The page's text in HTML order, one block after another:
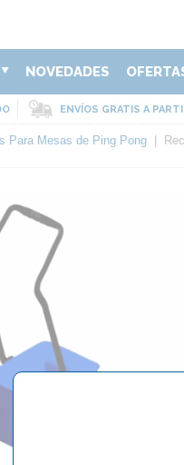
NOVEDADES
ENVÍOS GRATIS A
Para Mesas de Ping Pong